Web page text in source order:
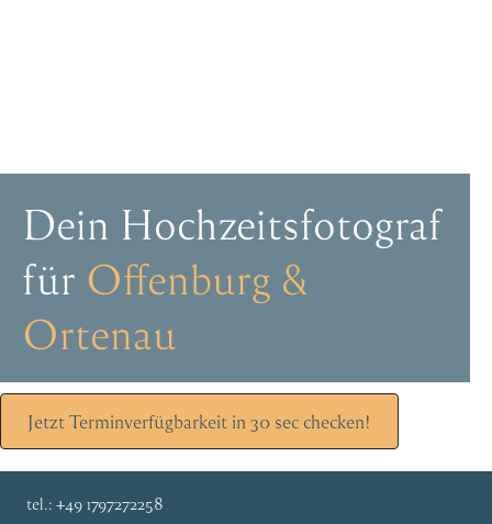
Dein Hochzeitsfotograf
für Offenburg &
Ortenau
Jetzt Terminverfügbarkeit in 30 sec checken!
tel.: +49 1797272258